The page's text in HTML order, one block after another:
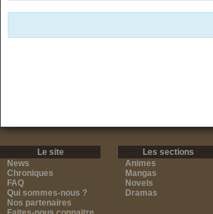
Le site
News
Chroniques
FAQ
Qui sommes-nous ?
Nos partenaires
Les sections
Animes
Mangas
Novels
Dramas